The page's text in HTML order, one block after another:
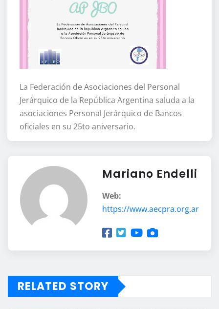
La Federación de Asociaciones del Personal
Jerárquico de la República Argentina saluda a la
asociaciones Personal Jerárquico de Bancos
oficiales en su 25to aniversario.
Mariano Endelli
Web:
https://www.aecpra.org.ar
RELATED STORY